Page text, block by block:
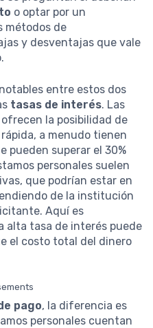
o optar por un
métodos de
y desventajas que vale
entre estos dos
tasas de interés. Las
la posibilidad de
a menudo tienen
pueden superar el 30%
personales suelen
que podrían estar en
de la institución
Aquí es
alta tasa de interés puede
el costo total del dinero
pago, la diferencia es
personales cuentan